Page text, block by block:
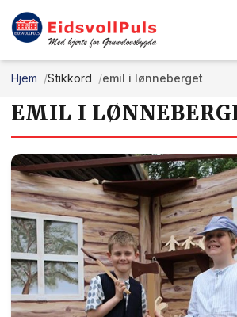
Hjem Stikkord emil i lønneberget
EMIL I